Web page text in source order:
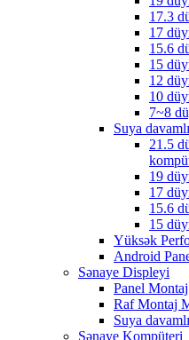
17.3
17
15.6
15
12
10
7~8
Suya
21.5
19
17
15.6
15
Yüksək
Android
Sənaye Displeyi
Panel
Raf Montaj
Suya
Sənaye Kompüteri